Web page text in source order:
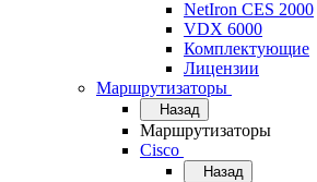
NetIron CES 2000
VDX 6000
Комплектующие
Лицензии
Маршрутизаторы
Назад
Маршрутизаторы
Cisco
Назад